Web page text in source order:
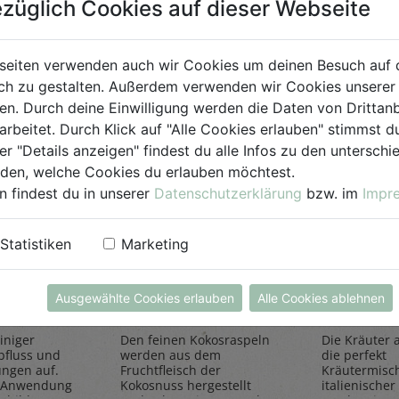
für Jedermann
und
auf.
Kokosraspeln
250g
Rapunzel Naturkost
Den feinen Kokosraspeln
werden aus dem
Fruchtfleisch der
Kokosnuss hergestellt
Sonnentor
Die Kräuter
die perfekt
italienischer
Cookies auf dieser Webseite
verwenden auch wir Cookies um deinen Besuch auf
zu gestalten. Außerdem verwenden wir Cookies
Durch deine Einwilligung werden die Daten von
Durch Klick auf "Alle Cookies erlauben" stimmst
"Details anzeigen" findest du alle Infos zu den
welche Cookies du erlauben möchtest.
findest du in unserer Datenschutzerklärung bzw. im
Statistiken Marketing
Ausgewählte Cookies erlauben Alle Cookies ablehnen